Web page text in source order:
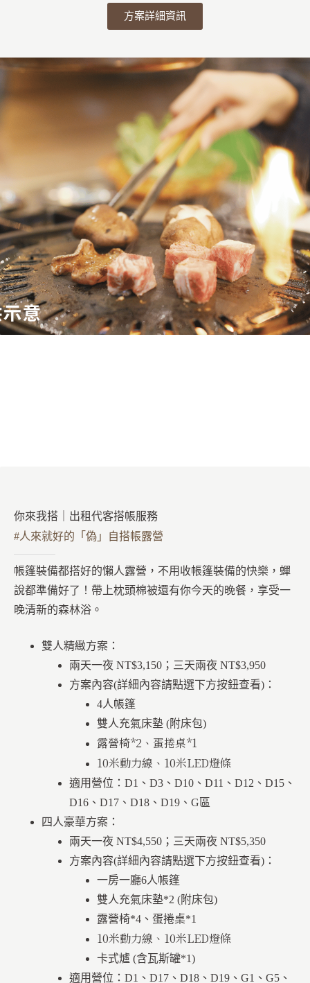
方案詳細資訊
特色活動
你來我搭｜出租代客搭帳服務
#人來就好的「偽」自搭帳露營
帳篷裝備都搭好的懶人露營，不用收帳篷裝備的快樂，蟬
說都準備好了！帶上枕頭棉被還有你今天的晚餐，享受一
晚清新的森林浴。
雙人精緻方案：
兩天一夜 NT$3,150；三天兩夜 NT$3,950
方案內容(詳細內容請點選下方按鈕查看)：
4人帳篷
雙人充氣床墊 (附床包)
露營椅*2、蛋捲桌*1
10米動力線、10米LED燈條
適用營位：D1、D3、D10、D11、D12、D15、
D16、D17、D18、D19、G區
四人豪華方案：
兩天一夜 NT$4,550；三天兩夜 NT$5,350
方案內容(詳細內容請點選下方按鈕查看)：
一房一廳6人帳篷
雙人充氣床墊*2 (附床包)
露營椅*4、蛋捲桌*1
10米動力線、10米LED燈條
卡式爐 (含瓦斯罐*1)
適用營位：D1、D17、D18、D19、G1、G5、